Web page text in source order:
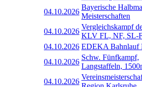
04.10.2026
Bayerische
Meisterschaften
04.10.2026
Vergleichskampf
KLV FL, NF, SL-
04.10.2026 EDEKA Bahnlauf
04.10.2026
Schw. Fünfkampf,
Langstaffeln,
04.10.2026